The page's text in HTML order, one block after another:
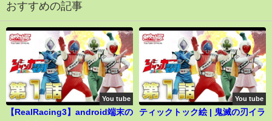
おすすめの記事
You tube
【RealRacing3】android端末の
You tube
ティックトック絵 | 鬼滅の刃イラ